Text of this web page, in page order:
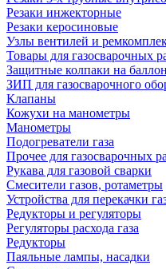
Резаки инжекторные
Резаки керосиновые
Узлы вентилей и
Товары для газосварочных
Защитные колпаки на
ЗИП для газосварочного
Клапаны
Кожухи на манометры
Манометры
Подогреватели газа
Прочее для газосварочных
Рукава для газовой сварки
Смесители газов, ротаметры
Устройства для перекачки
Редукторы и регуляторы
Регуляторы расхода газа
Редукторы
Паяльные лампы, насадки